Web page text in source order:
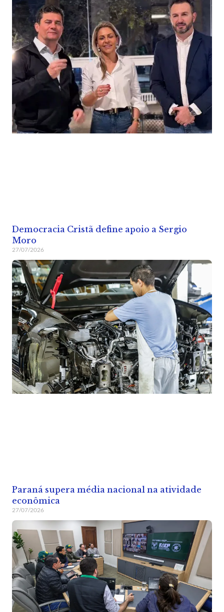
Democracia Cristã define apoio a Sergio
Moro
27/07/2026
Paraná supera média nacional na atividade
econômica
27/07/2026